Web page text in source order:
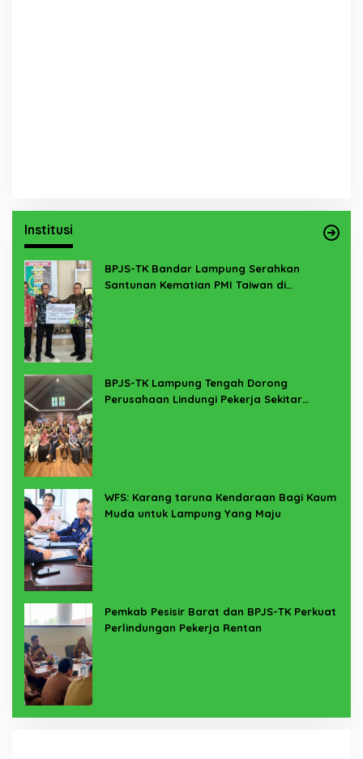
Institusi
BPJS-TK Bandar Lampung Serahkan
Santunan Kematian PMI Taiwan di
BPJS-TK Lampung Tengah Dorong
Perusahaan Lindungi Pekerja Sekitar
WFS: Karang taruna Kendaraan Bagi Kaum
Muda untuk Lampung Yang Maju
Pemkab Pesisir Barat dan BPJS-TK Perkuat
Perlindungan Pekerja Rentan